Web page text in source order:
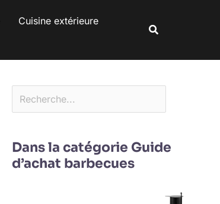
Cuisine extérieure
Rechercher
Dans la catégorie Guide
d’achat barbecues